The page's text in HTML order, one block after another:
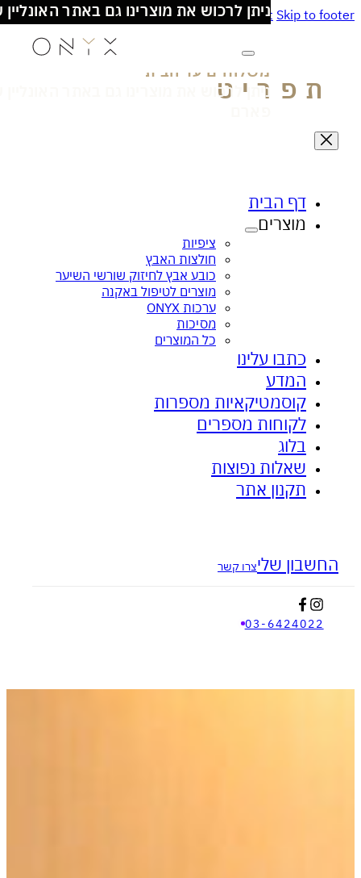
Skip to main content Skip כל המוצרים מיוצרים בישראל!
משלוחים עד הבית- מעל 100₪ חינם
ניתן לרכוש את מוצרינו גם באתר האונליין של
ציפית הקסם לעור זוהר ובריא
ציפית האבץ - לאקנה ובעיות עור
דף הבית
מוצרים
ציפיות
חולצות האבץ
כובע אבץ לחיזוק שורשי השיער
מוצרים לטיפול באקנה
ערכות ONYX
מסיכות
כל המוצרים
כתבו עלינו
המדע
קוסמטיקאיות מספרות
לקוחות מספרים
שאלות נפוצות
תקנון אתר
שליצרו קשר
03-